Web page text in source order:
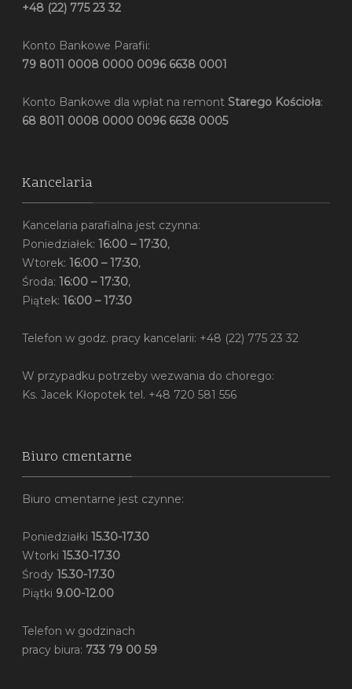
+48 (22) 775 23 32
Konto Bankowe Parafii:
79 8011 0008 0000 0096 6638 0001
Konto Bankowe dla wpłat na remont Starego Kościoła:
68 8011 0008 0000 0096 6638 0005
Kancelaria
Kancelaria parafialna jest czynna:
Poniedziałek: 16:00 – 17:30,
Wtorek: 16:00 – 17:30,
Środa: 16:00 – 17:30,
Piątek: 16:00 – 17:30
Telefon w godz. pracy kancelarii: +48 (22) 775 23 32
W przypadku potrzeby wezwania do chorego:
Ks. Jacek Kłopotek tel. +48 720 581 556
Biuro cmentarne
Biuro cmentarne jest czynne:
Poniedziałki 15.30-17.30
Wtorki 15.30-17.30
Środy 15.30-17.30
Piątki 9.00-12.00
Telefon w godzinach
pracy biura: 733 79 00 59